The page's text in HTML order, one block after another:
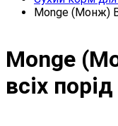
Monge (Монж)
Monge
всіх